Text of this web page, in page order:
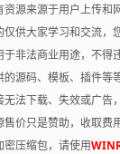
资源来源于用户上传和
仅供大家学习和交流，
非法商业用途，不得
的源码、模板、插件等
法下载、失效或广告
价只是赞助，收取费
密压缩包，请使用